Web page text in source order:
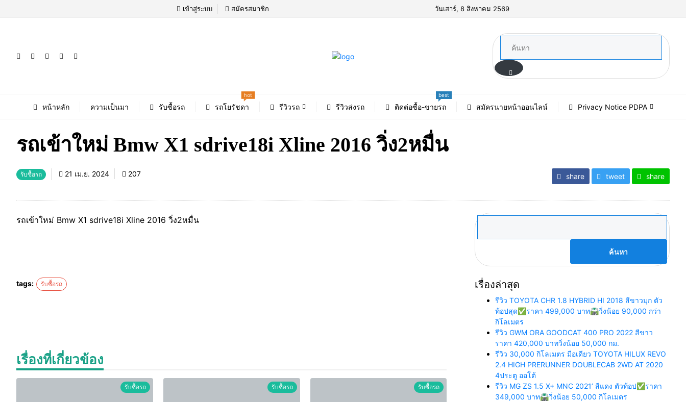
เข้าสู่ระบบ สมัครสมาชิก วันเสาร์, 8 สิงหาคม 2569
หน้าหลัก ความเป็นมา รับซื้อรถ รถโยรัชดา
hot
รีวิวรถ รีวิวส่งรถ ติดต่อซื้อ-ขายรถ
best
สมัครนายหน้าออนไลน์ Privacy Notice PDPA
รถเข้าใหม่ Bmw X1 sdrive18i Xline 2016 วิ่ง2หมื่น
รับซื้อรถ 21 เม.ย. 2024 207 share tweet share
รถเข้าใหม่ Bmw X1 sdrive18i Xline 2016 วิ่ง2หมื่น
tags: รับซื้อรถ
เรื่องที่เกี่ยวข้อง
รับซื้อรถ รับซื้อรถ รับซื้อรถ
ค้นหา
เรื่องล่าสุด
รีวิว TOYOTA CHR 1.8 HYBRID HI 2018 สีขาวมุก ตัว
ท้อปสุด✅ราคา 499,000 บาท🛣️วิ่งน้อย 90,000 กว่า
กิโลเมตร
รีวิว GWM ORA GOODCAT 400 PRO 2022 สีขาว
ราคา 420,000 บาทวิ่งน้อย 50,000 กม.
รีวิว 30,000 กิโลเมตร มือเดียว TOYOTA HILUX REVO
2.4 HIGH PRERUNNER DOUBLECAB 2WD AT 2020
4ประตู ออโต้
รีวิว MG ZS 1.5 X+ MNC 2021’ สีแดง ตัวท้อป✅ราคา
349,000 บาท🛣️วิ่งน้อย 50,000 กิโลเมตร